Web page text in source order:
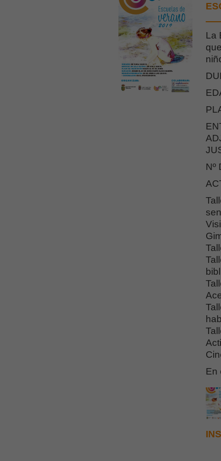
La
Nº
En